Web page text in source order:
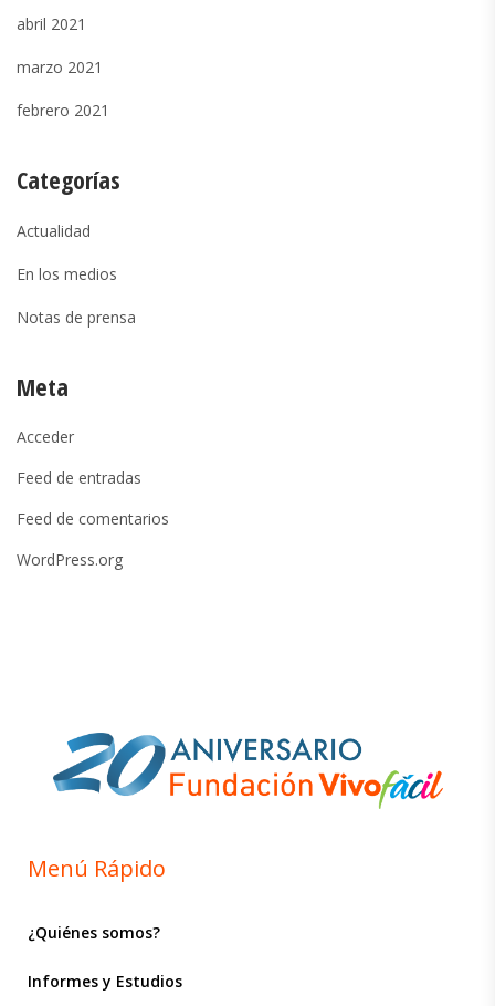
abril 2021
marzo 2021
febrero 2021
Categorías
Actualidad
En los medios
Notas de prensa
Meta
Acceder
Feed de entradas
Feed de comentarios
WordPress.org
Menú Rápido
¿Quiénes somos?
Informes y Estudios